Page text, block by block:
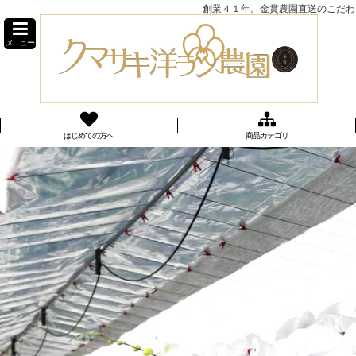
創業４１年。金賞農園直送のこだ
メニュー
はじめての方へ 商品カテゴリ